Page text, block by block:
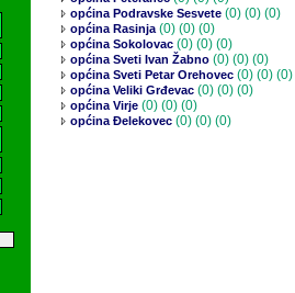
općina Podravske Sesvete (0) (0) (0)
općina Rasinja(0) (0) (0)
općina Sokolovac (0) (0) (0)
općina Sveti Ivan Žabno (0) (0) (0)
općina Sveti Petar Orehovec (0) (0) (0)
općina Veliki Grđevac (0) (0) (0)
općina Virje (0) (0) (0)
općina Đelekovec (0) (0) (0)